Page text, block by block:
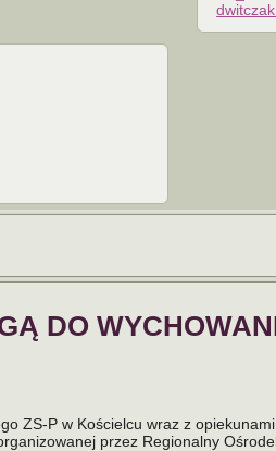
DO
ZS-P w Kościelcu wraz z
przez Regionalny